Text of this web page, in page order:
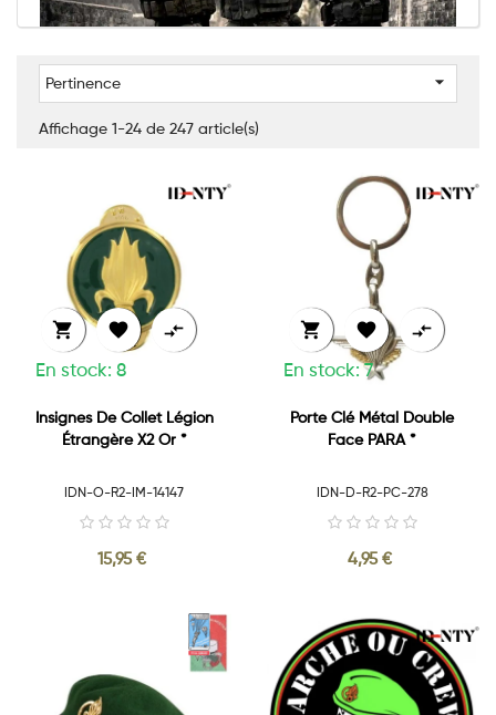
Pertinence 
Affichage 1-24 de 247 article(s)
En stock: 8
  
Insignes De Collet Légion
Étrangère X2 Or *
IDN-O-R2-IM-14147
15,95 €
En stock: 7
  
Porte Clé Métal Double
Face PARA *
IDN-D-R2-PC-278
4,95 €